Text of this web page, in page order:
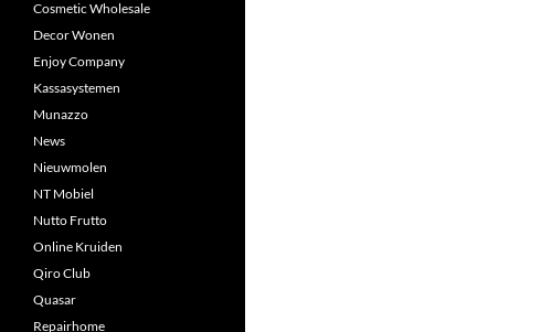
Cosmetic Wholesale
Decor Wonen
Enjoy Company
Kassasystemen
Munazzo
News
Nieuwmolen
NT Mobiel
Nutto Frutto
Online Kruiden
Qiro Club
Quasar
Repairhome